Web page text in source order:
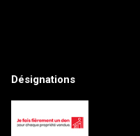
Prénom
Téléphone
(Optionnel)
Désignations